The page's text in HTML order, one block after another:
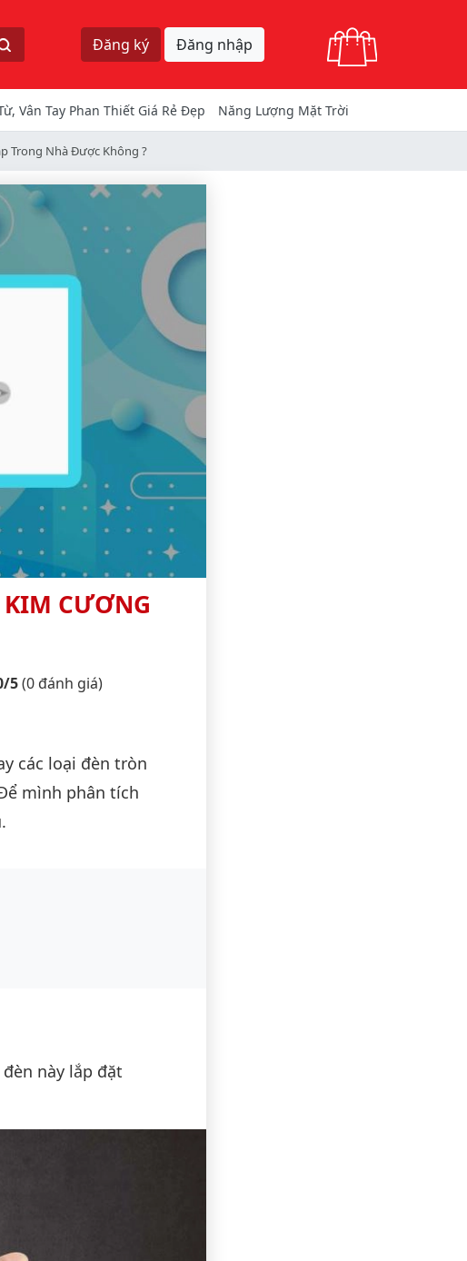
Tìm kiếm
Đăng ký Đăng nhập
Vân Tay Phan Thiết Giá Rẻ Đẹp Năng Lượng Mặt Trời
Trong Nhà Được Không ?
CƯƠNG
5(0 đánh giá)
các loại đèn tròn
mình phân tích
này lắp đặt